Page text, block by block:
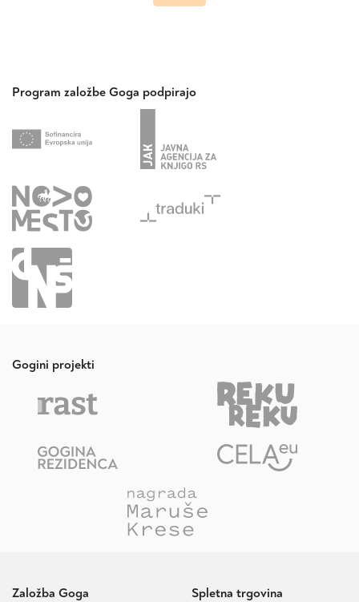
Program založbe Goga podpirajo
Gogini projekti
Založba Goga Spletna trgovina